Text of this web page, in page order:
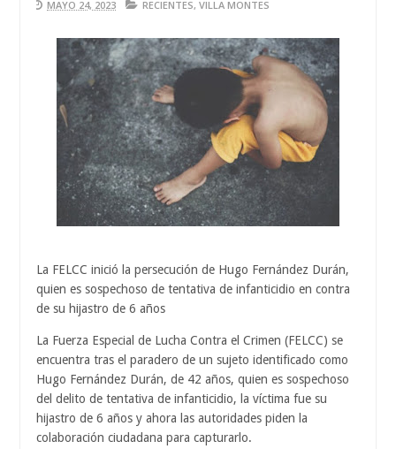
MAYO 24, 2023 RECIENTES, VILLA MONTES
La FELCC inició la persecución de Hugo Fernández Durán,
quien es sospechoso de tentativa de infanticidio en contra
de su hijastro de 6 años
La Fuerza Especial de Lucha Contra el Crimen (FELCC) se
encuentra tras el paradero de un sujeto identificado como
Hugo Fernández Durán, de 42 años, quien es sospechoso
del delito de tentativa de infanticidio, la víctima fue su
hijastro de 6 años y ahora las autoridades piden la
colaboración ciudadana para capturarlo.